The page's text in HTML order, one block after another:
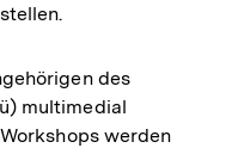
des
multimedial
werden